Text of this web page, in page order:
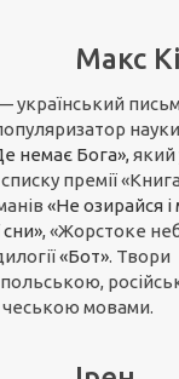
Макс
український
немає Бога»,який
премії
«Не озирайся
сни», «Жорстоке
«Бот». Твори
мовами.